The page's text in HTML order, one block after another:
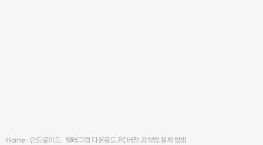
Home-안드로이드-텔레그램 다운로드 PC버전 공식앱 설치 방법